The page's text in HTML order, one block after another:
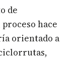
de
hace
orientado a